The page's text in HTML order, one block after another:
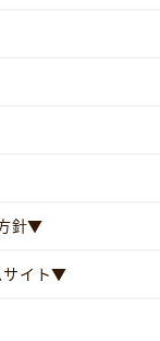
針▼
サイト▼